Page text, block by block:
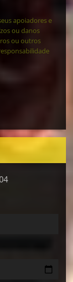
apoiadores e
ou danos
ou outros